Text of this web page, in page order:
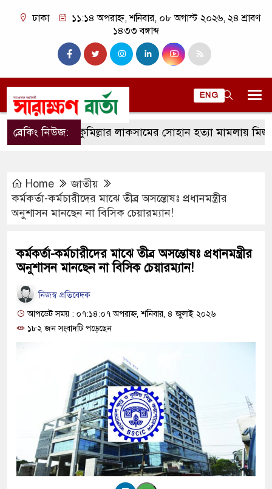
ঢাকা
১১:১৪ অপরাহ্ন, শনিবার, ০৮ অগাস্ট ২০২৬, ২৪ শ্রাবণ
১৪৩৩ বঙ্গাব্দ
ENG
ব্রেকিং নিউজ:কুমিল্লার লাকসামের সোহান হত্যা মামলায় মিজানুর
Home
জাতীয়
কর্মকর্তা-কর্মচারীদের মাঝে তীব্র অসন্তোষঃ প্রধানমন্ত্রীর
অনুশাসন মানছেন না বিসিক চেয়ারম্যান!
কর্মকর্তা-কর্মচারীদের মাঝে তীব্র অসন্তোষঃ প্রধানমন্ত্রীর
অনুশাসন মানছেন না বিসিক চেয়ারম্যান!
নিজস্ব প্রতিবেদক
আপডেট সময় : ০৭:১৪:০৭ অপরাহ্ন, শনিবার, ৪ জুলাই ২০২৬
১৮২ জন সংবাদটি পড়েছেন